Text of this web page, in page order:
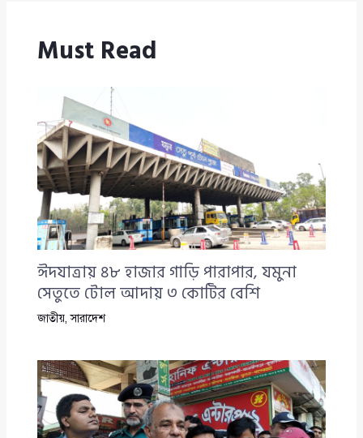
Must Read
ঈদযাত্রায় ৪৮ হাজার গাড়ি পারাপার, যমুনা
সেতুতে টোল আদায় ৩ কোটির বেশি
জাতীয়,সারাদেশ